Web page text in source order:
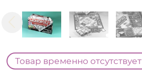
Товар временно отсутствует